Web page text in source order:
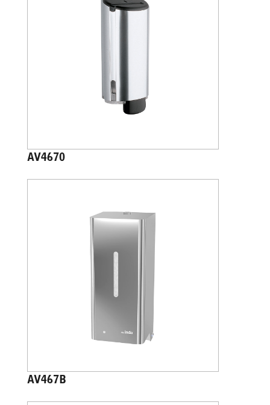
AV4670
AV467B